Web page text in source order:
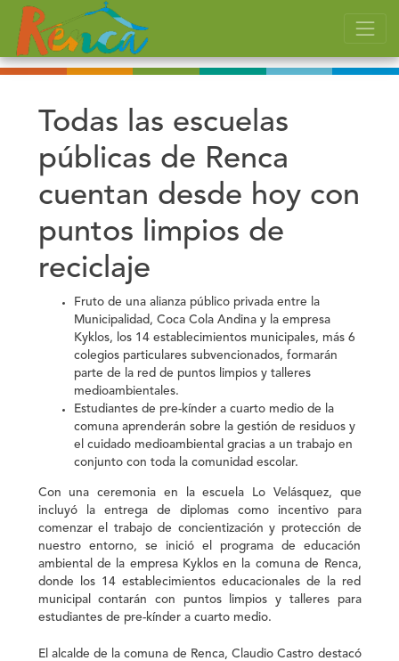
Todas las escuelas
públicas de Renca
cuentan desde hoy con
puntos limpios de
reciclaje
Fruto de una alianza público privada entre la
Municipalidad, Coca Cola Andina y la empresa
Kyklos, los 14 establecimientos municipales, más 6
colegios particulares subvencionados, formarán
parte de la red de puntos limpios y talleres
medioambientales.
Estudiantes de pre-kínder a cuarto medio de la
comuna aprenderán sobre la gestión de residuos y
el cuidado medioambiental gracias a un trabajo en
conjunto con toda la comunidad escolar.
Con una ceremonia en la escuela Lo Velásquez, que
incluyó la entrega de diplomas como incentivo para
comenzar el trabajo de concientización y protección de
nuestro entorno, se inició el programa de educación
ambiental de la empresa Kyklos en la comuna de Renca,
donde los 14 establecimientos educacionales de la red
municipal contarán con puntos limpios y talleres para
estudiantes de pre-kínder a cuarto medio.
El alcalde de la comuna de Renca, Claudio Castro destacó